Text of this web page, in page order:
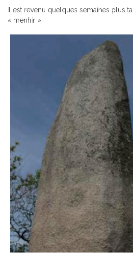
Il est revenu quelques semaines plus
« menhir ».